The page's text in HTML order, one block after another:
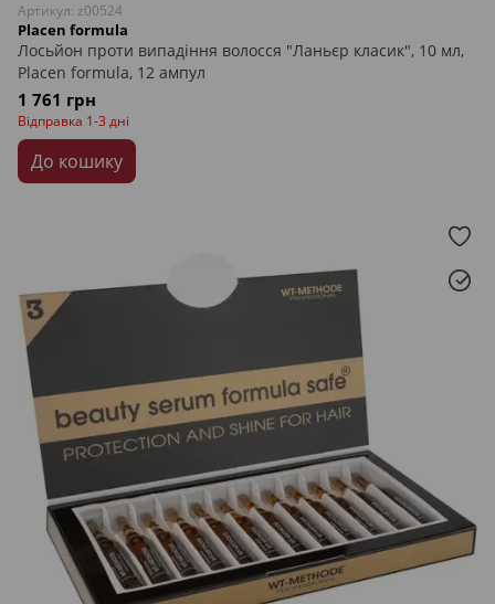
Артикул: z00524
Placen formula
Лосьйон проти випадіння волосся "Ланьєр класик", 10 мл,
Placen formula, 12 ампул
1 761 грн
Відправка 1-3 дні
До кошику